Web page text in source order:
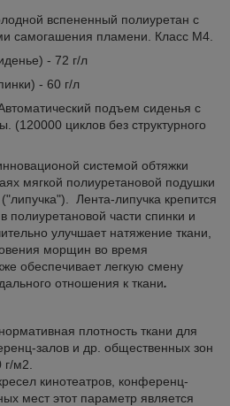
вспененный полиуретан с
самогашения пламени. Класс M4.
- 72 г/л
- 60 г/л
подъем сиденья с
циклов без структурного
системой обтяжки
мягкой полиуретановой подушки
Лента-липучка крепится
полиуретановой части спинки и
улучшает натяжение ткани,
морщин во время
обеспечивает легкую смену
отношения к ткани.
плотность ткани для
залов и др. общественных зон
м2.
кинотеатров, конференц-
мест этот параметр является